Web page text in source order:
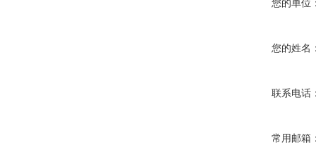
您的单位
您的姓名
联系电话
常用邮箱